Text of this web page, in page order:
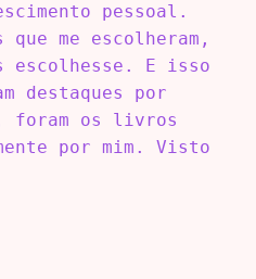
pessoal.
me escolheram,
escolhesse. E isso
destaques por
foram os livros
por mim. Visto